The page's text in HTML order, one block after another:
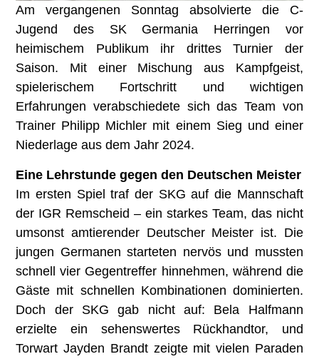
Am vergangenen Sonntag absolvierte die C-
Jugend des SK Germania Herringen vor
heimischem Publikum ihr drittes Turnier der
Saison. Mit einer Mischung aus Kampfgeist,
spielerischem Fortschritt und wichtigen
Erfahrungen verabschiedete sich das Team von
Trainer Philipp Michler mit einem Sieg und einer
Niederlage aus dem Jahr 2024.
Eine Lehrstunde gegen den Deutschen Meister
Im ersten Spiel traf der SKG auf die Mannschaft
der IGR Remscheid – ein starkes Team, das nicht
umsonst amtierender Deutscher Meister ist. Die
jungen Germanen starteten nervös und mussten
schnell vier Gegentreffer hinnehmen, während die
Gäste mit schnellen Kombinationen dominierten.
Doch der SKG gab nicht auf: Bela Halfmann
erzielte ein sehenswertes Rückhandtor, und
Torwart Jayden Brandt zeigte mit vielen Paraden